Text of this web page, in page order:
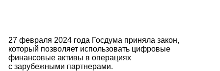
27 февраля 2024 года Госдума приняла закон,
который позволяет использовать цифровые
финансовые активы в операциях
c зарубежными партнерами.